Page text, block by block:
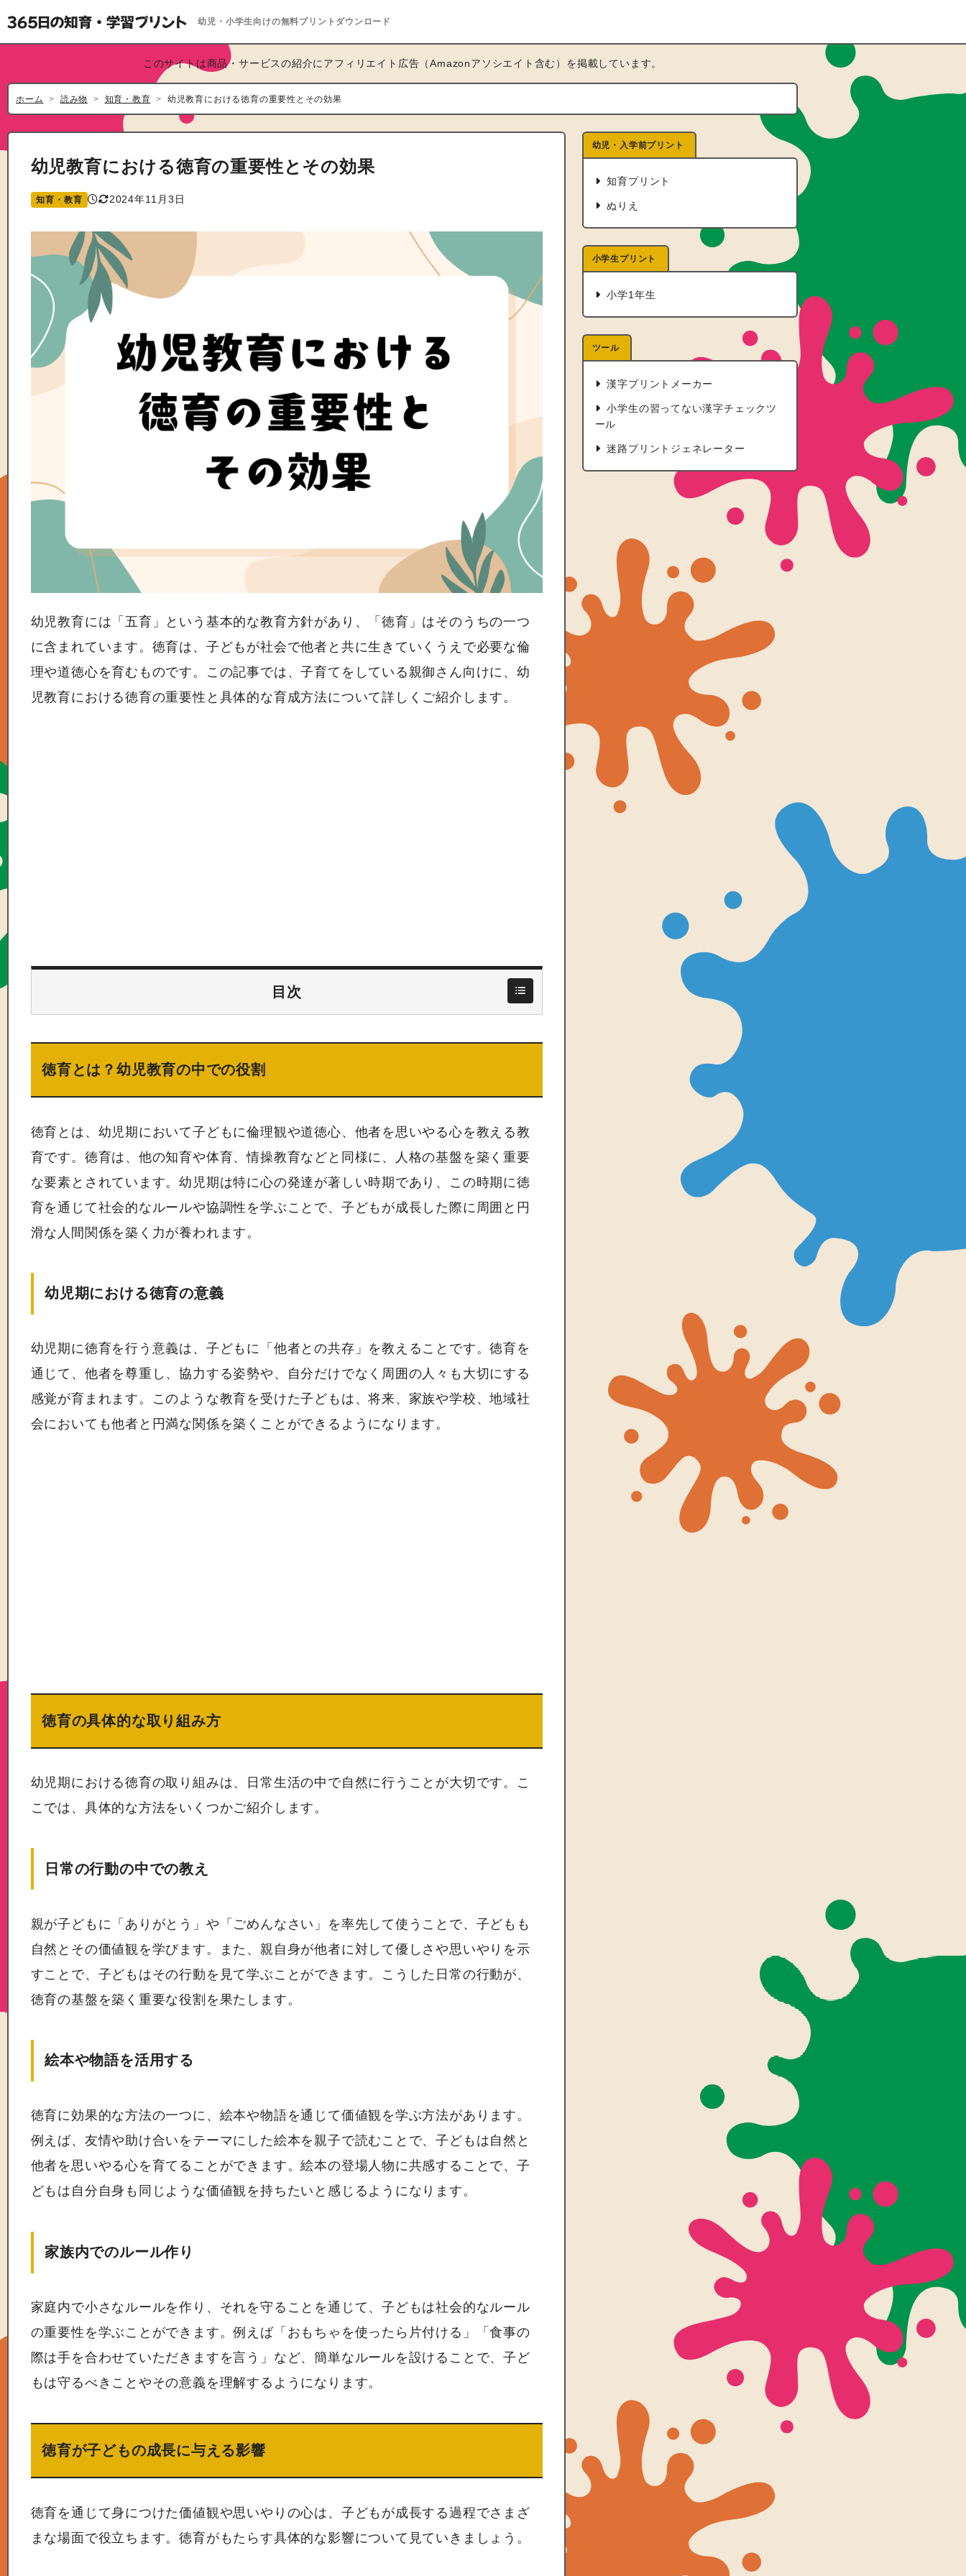
幼児・小学生向けの無料プリントダウンロード
このサイトは商品・サービスの紹介にアフィリエイト広告（Amazonアソシエイト含む）を掲載しています。
ホーム 読み物 知育・教育 幼児教育における徳育の重要性とその効果
幼児教育における徳育の重要性とその効果
知育・教育 2024年11月3日
幼児教育には「五育」という基本的な教育方針があり、「徳育」はそのうちの一つ
に含まれています。徳育は、子どもが社会で他者と共に生きていくうえで必要な倫
理や道徳心を育むものです。この記事では、子育てをしている親御さん向けに、幼
児教育における徳育の重要性と具体的な育成方法について詳しくご紹介します。
目次
徳育とは？幼児教育の中での役割
徳育とは、幼児期において子どもに倫理観や道徳心、他者を思いやる心を教える教
育です。徳育は、他の知育や体育、情操教育などと同様に、人格の基盤を築く重要
な要素とされています。幼児期は特に心の発達が著しい時期であり、この時期に徳
育を通じて社会的なルールや協調性を学ぶことで、子どもが成長した際に周囲と円
滑な人間関係を築く力が養われます。
幼児期における徳育の意義
幼児期に徳育を行う意義は、子どもに「他者との共存」を教えることです。徳育を
通じて、他者を尊重し、協力する姿勢や、自分だけでなく周囲の人々も大切にする
感覚が育まれます。このような教育を受けた子どもは、将来、家族や学校、地域社
会においても他者と円満な関係を築くことができるようになります。
徳育の具体的な取り組み方
幼児期における徳育の取り組みは、日常生活の中で自然に行うことが大切です。こ
こでは、具体的な方法をいくつかご紹介します。
日常の行動の中での教え
親が子どもに「ありがとう」や「ごめんなさい」を率先して使うことで、子どもも
自然とその価値観を学びます。また、親自身が他者に対して優しさや思いやりを示
すことで、子どもはその行動を見て学ぶことができます。こうした日常の行動が、
徳育の基盤を築く重要な役割を果たします。
絵本や物語を活用する
徳育に効果的な方法の一つに、絵本や物語を通じて価値観を学ぶ方法があります。
例えば、友情や助け合いをテーマにした絵本を親子で読むことで、子どもは自然と
他者を思いやる心を育てることができます。絵本の登場人物に共感することで、子
どもは自分自身も同じような価値観を持ちたいと感じるようになります。
家族内でのルール作り
家庭内で小さなルールを作り、それを守ることを通じて、子どもは社会的なルール
の重要性を学ぶことができます。例えば「おもちゃを使ったら片付ける」「食事の
際は手を合わせていただきますを言う」など、簡単なルールを設けることで、子ど
もは守るべきことやその意義を理解するようになります。
徳育が子どもの成長に与える影響
徳育を通じて身につけた価値観や思いやりの心は、子どもが成長する過程でさまざ
まな場面で役立ちます。徳育がもたらす具体的な影響について見ていきましょう。
幼児・入学前プリント
知育プリント
ぬりえ
小学生プリント
小学1年生
ツール
漢字プリントメーカー
小学生の習ってない漢字チェックツ
ール
迷路プリントジェネレーター